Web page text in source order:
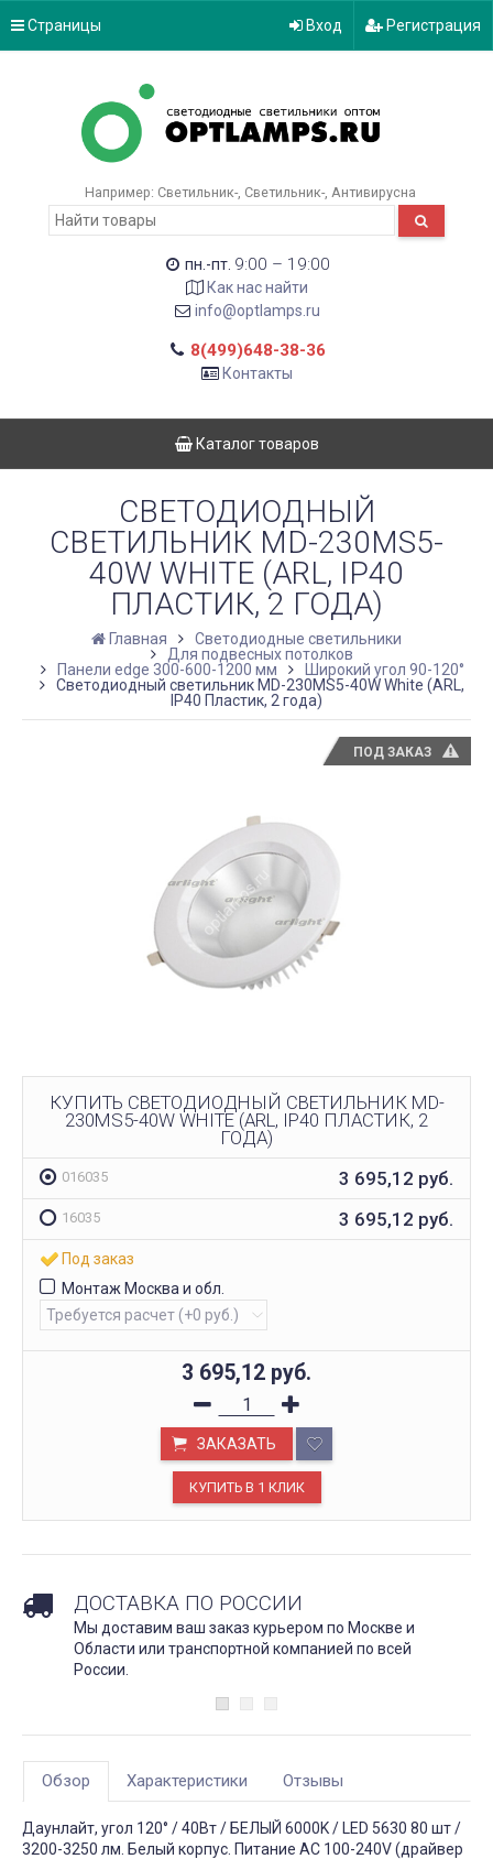
Страницы Вход Регистрация
Например: Светильник- Светильник- Антивирусна
пн.-пт. 9:00 – 19:00
Как нас найти
info@optlamps.ru
8(499)648-38-36
Контакты
Каталог товаров
СВЕТОДИОДНЫЙ
СВЕТИЛЬНИК MD-230MS5-
40W WHITE (ARL, IP40
ПЛАСТИК, 2 ГОДА)
Главная
Светодиодные светильники
Для подвесных потолков
Панели edge 300-600-1200 мм
Широкий угол 90-120°
Светодиодный светильник MD-230MS5-40W White (ARL,
IP40 Пластик, 2 года)
ПОД ЗАКАЗ
КУПИТЬ СВЕТОДИОДНЫЙ СВЕТИЛЬНИК MD-
230MS5-40W WHITE (ARL, IP40 ПЛАСТИК, 2
ГОДА)
016035 3 695,12 руб.
16035 3 695,12 руб.
Под заказ
Монтаж Москва и обл.
3 695,12 руб.
ЗАКАЗАТЬ
ДОСТАВКА ПО РОССИИ
Мы доставим ваш заказ курьером по Москве и
Области или транспортной компанией по всей
России.
Обзор Характеристики Отзывы
Даунлайт, угол 120° / 40Вт / БЕЛЫЙ 6000K / LED 5630 80 шт /
3200-3250 лм. Белый корпус. Питание AC 100-240V (драйвер